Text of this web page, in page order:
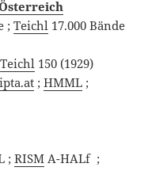
;Teichl 17.000 Bände
Teichl 150 (1929)
;HMML ;
;RISM A-HALf ;